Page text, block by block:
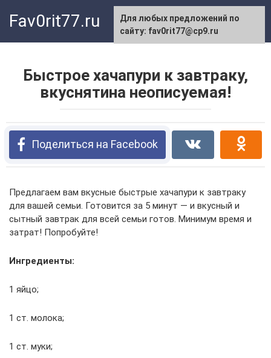
Fav0rit77.ru
Быстрое хачапури к завтраку,
вкуснятина неописуемая!
Поделиться на Facebook
Предлагаем вам вкусные быстрые хачапури к завтраку
для вашей семьи. Готовится за 5 минут — и вкусный и
сытный завтрак для всей семьи готов. Минимум время и
затрат! Попробуйте!
Ингредиенты:
1 яйцо;
1 ст. молока;
1 ст. муки;
Для любых предложений по
сайту: fav0rit77@cp9.ru